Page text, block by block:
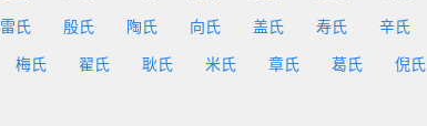
雷氏 殷氏 陶氏 向氏 盖氏 寿氏 辛氏
梅氏 翟氏 耿氏 米氏 章氏 葛氏 倪氏